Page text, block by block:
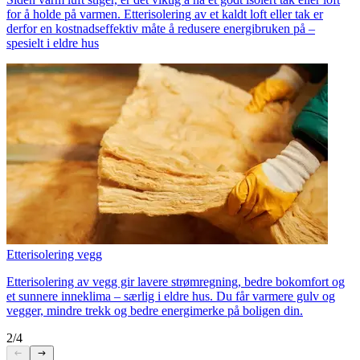
for å holde på varmen. Etterisolering av et kaldt loft eller tak er
derfor en kostnadseffektiv måte å redusere energibruken på –
spesielt i eldre hus
Etterisolering vegg
Etterisolering av vegg gir lavere strømregning, bedre bokomfort og
et sunnere inneklima – særlig i eldre hus. Du får varmere gulv og
vegger, mindre trekk og bedre energimerke på boligen din.
2/4